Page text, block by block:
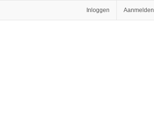
Inloggen Aanmelden